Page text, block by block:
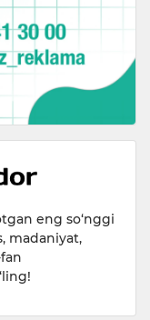
eng so‘nggi
madaniyat,